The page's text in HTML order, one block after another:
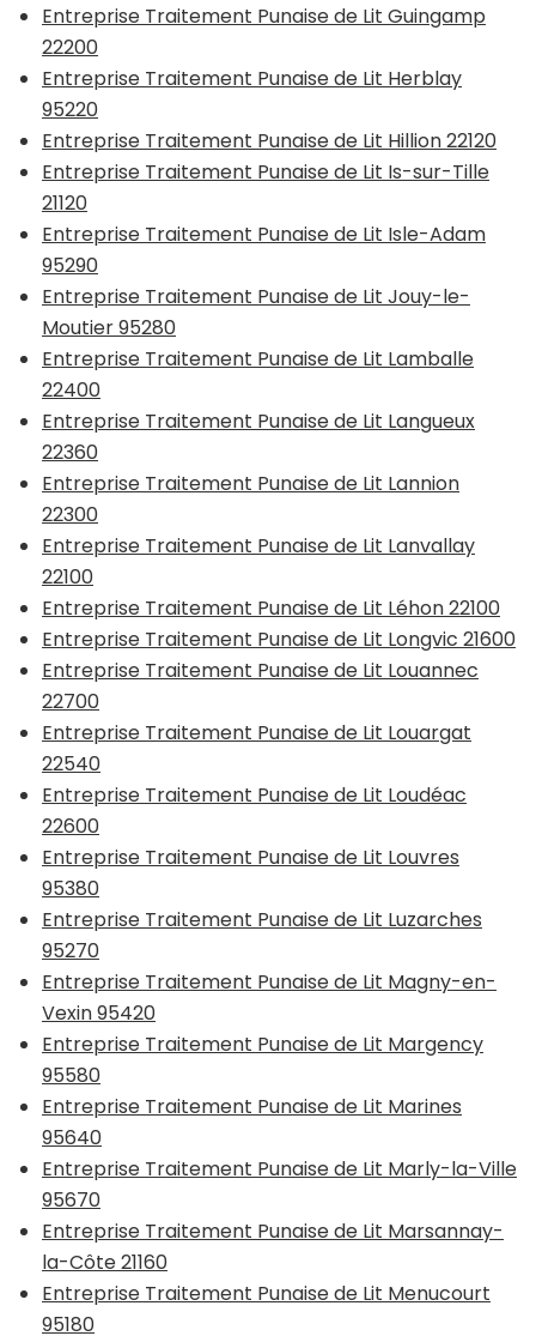
Entreprise Traitement Punaise de Lit Guingamp
22200
Entreprise Traitement Punaise de Lit Herblay
95220
Entreprise Traitement Punaise de Lit Hillion 22120
Entreprise Traitement Punaise de Lit Is-sur-Tille
21120
Entreprise Traitement Punaise de Lit Isle-Adam
95290
Entreprise Traitement Punaise de Lit Jouy-le-
Moutier 95280
Entreprise Traitement Punaise de Lit Lamballe
22400
Entreprise Traitement Punaise de Lit Langueux
22360
Entreprise Traitement Punaise de Lit Lannion
22300
Entreprise Traitement Punaise de Lit Lanvallay
22100
Entreprise Traitement Punaise de Lit Léhon 22100
Entreprise Traitement Punaise de Lit Longvic 21600
Entreprise Traitement Punaise de Lit Louannec
22700
Entreprise Traitement Punaise de Lit Louargat
22540
Entreprise Traitement Punaise de Lit Loudéac
22600
Entreprise Traitement Punaise de Lit Louvres
95380
Entreprise Traitement Punaise de Lit Luzarches
95270
Entreprise Traitement Punaise de Lit Magny-en-
Vexin 95420
Entreprise Traitement Punaise de Lit Margency
95580
Entreprise Traitement Punaise de Lit Marines
95640
Entreprise Traitement Punaise de Lit Marly-la-Ville
95670
Entreprise Traitement Punaise de Lit Marsannay-
la-Côte 21160
Entreprise Traitement Punaise de Lit Menucourt
95180